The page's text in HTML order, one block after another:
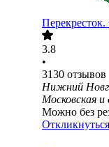
3.8
•
3130 отзывов
Нижний
Московская и
Можно без
Откликнуться